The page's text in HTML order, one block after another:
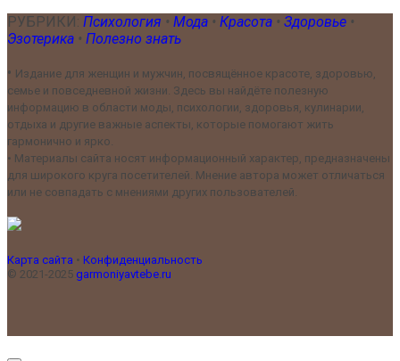
РУБРИКИ: Психология • Мода • Красота • Здоровье •
Эзотерика • Полезно знать
• Издание для женщин и мужчин, посвящённое красоте, здоровью,
семье и повседневной жизни. Здесь вы найдёте полезную
информацию в области моды, психологии, здоровья, кулинарии,
отдыха и другие важные аспекты, которые помогают жить
гармонично и ярко.
• Материалы сайта носят информационный характер, предназначены
для широкого круга посетителей. Мнение автора может отличаться
или не совпадать с мнениями других пользователей.
Карта сайта • Конфиденциальность
© 2021-2025 garmoniyavtebe.ru